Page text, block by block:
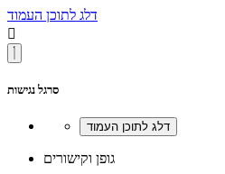
דלג לתוכן העמוד

סרגל נגישות
גופן וקישורים